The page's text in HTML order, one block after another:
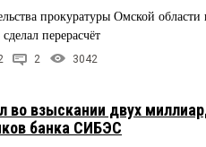
прокуратуры Омской
перерасчёт
2 3042
во взыскании двух
банка СИБЭС